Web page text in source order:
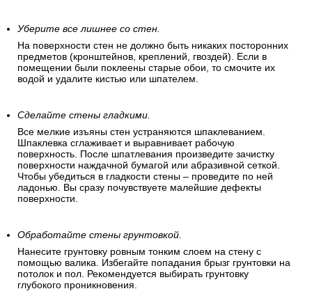
Уберите все лишнее со стен.
На поверхности стен не должно быть никаких посторонних
предметов (кронштейнов, креплений, гвоздей). Если в
помещении были поклеены старые обои, то смочите их
водой и удалите кистью или шпателем.
Сделайте стены гладкими.
Все мелкие изъяны стен устраняются шпаклеванием.
Шпаклевка сглаживает и выравнивает рабочую
поверхность. После шпатлевания произведите зачистку
поверхности наждачной бумагой или абразивной сеткой.
Чтобы убедиться в гладкости стены – проведите по ней
ладонью. Вы сразу почувствуете малейшие дефекты
поверхности.
Обработайте стены грунтовкой.
Нанесите грунтовку ровным тонким слоем на стену с
помощью валика. Избегайте попадания брызг грунтовки на
потолок и пол. Рекомендуется выбирать грунтовку
глубокого проникновения.